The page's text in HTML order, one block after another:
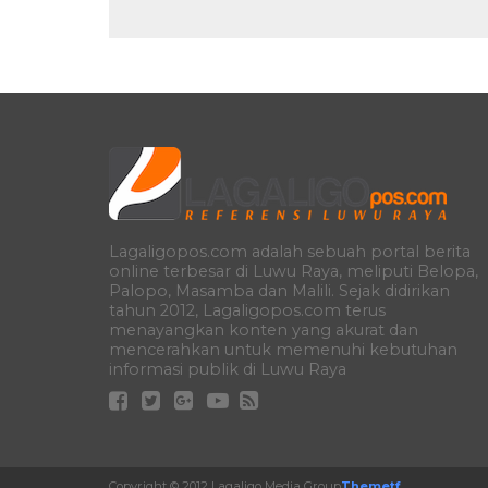
Lagaligopos.com adalah sebuah portal berita
online terbesar di Luwu Raya, meliputi Belopa,
Palopo, Masamba dan Malili. Sejak didirikan
tahun 2012, Lagaligopos.com terus
menayangkan konten yang akurat dan
mencerahkan untuk memenuhi kebutuhan
informasi publik di Luwu Raya